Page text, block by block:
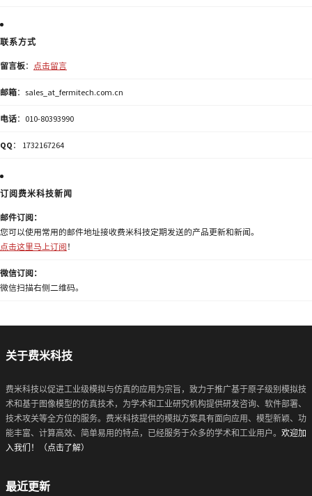
联系方式
留言板： 点击留言
邮箱：sales_at_fermitech.com.cn
电话：010-80393990
QQ ： 1732167264
订阅费米科技新闻
邮件订阅：
您可以使用常用的邮件地址接收费米科技定期发送的产品更新和新闻。
点击这里马上订阅 ！
微信订阅：
微信扫描右侧二维码。
关于费米科技
费米科技以促进工业级模拟与仿真的应用为宗旨，致力于推广基于原子级别模拟技
术和基于图像模型的仿真技术，为学术和工业研究机构提供研发咨询、软件部署、
技术攻关等全方位的服务。费米科技提供的模拟方案具有面向应用、模型新颖、功
能丰富、计算高效、简单易用的特点，已经服务于众多的学术和工业用户。 欢迎加
入我们！（点击了解）
最近更新